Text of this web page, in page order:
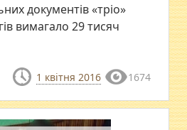
документів «тріо»
вимагало 29 тисяч
1 квітня 2016 1674